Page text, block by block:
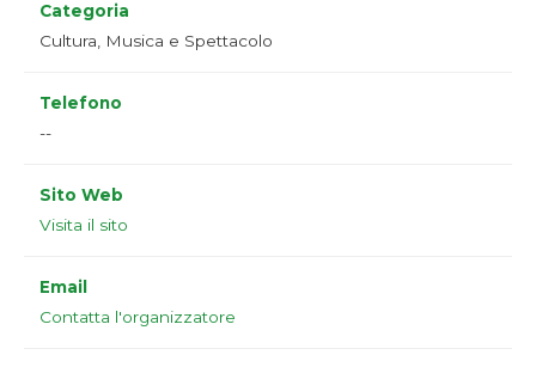
Categoria
Cultura, Musica e Spettacolo
Telefono
--
Sito Web
Visita il sito
Email
Contatta l'organizzatore